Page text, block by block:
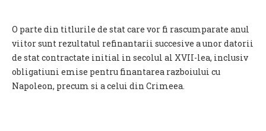
O parte din titlurile de stat care vor fi rascumparate anul
viitor sunt rezultatul refinantarii succesive a unor datorii
de stat contractate initial in secolul al XVII-lea, inclusiv
obligatiuni emise pentru finantarea razboiului cu
Napoleon, precum si a celui din Crimeea.